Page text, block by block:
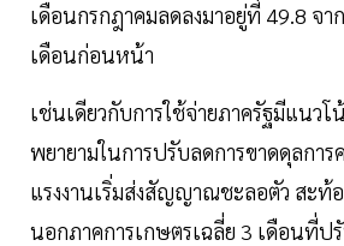
เดือนกรกฎาคมลดลงมาอยู่ที่ 49.8 จา
เดือนก่อนหน้า
เช่นเดียวกับการใช้จ่ายภาครัฐมีแนวโ
พยายามในการปรับลดการขาดดุลกา
แรงงานเริ่มส่งสัญญาณชะลอตัว สะท้อ
นอกภาคการเกษตรเฉลี่ย 3 เดือนที่ป